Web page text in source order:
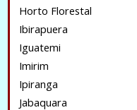
Horto Florestal
Ibirapuera
Iguatemi
Imirim
Ipiranga
Jabaquara